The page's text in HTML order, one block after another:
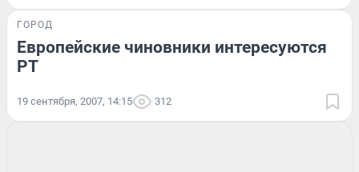
ГОРОД
Европейские чиновники интересуются
РТ
19 сентября, 2007, 14:15 312